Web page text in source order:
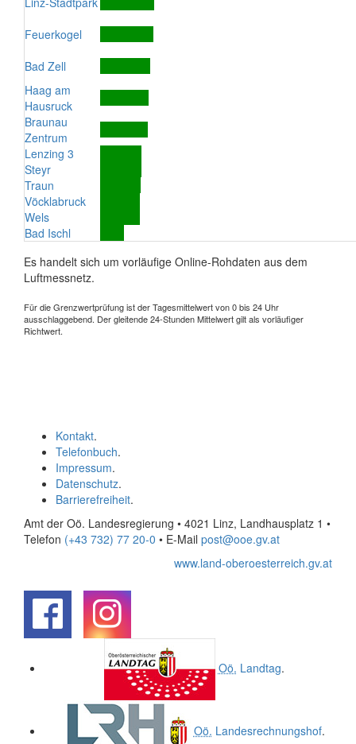
Feuerkogel
Bad Zell
Haag am
Hausruck
Braunau
Zentrum
Lenzing 3
Steyr
Traun
Vöcklabruck
Wels
Bad Ischl
Es handelt sich um vorläufige Online-Rohdaten aus dem
Luftmessnetz.
Für die Grenzwertprüfung ist der Tagesmittelwert von 0 bis 24 Uhr
ausschlaggebend. Der gleitende 24-Stunden Mittelwert gilt als vorläufiger
Richtwert.
Kontakt.
Telefonbuch.
Impressum.
Datenschutz.
Barrierefreiheit.
Amt der Oö. Landesregierung • 4021 Linz, Landhausplatz 1 •
Telefon (+43 732) 77 20-0 • E-Mail post@ooe.gv.at
www.land-oberoesterreich.gv.at
Oö. Landtag.
Oö. Landesrechnungshof.